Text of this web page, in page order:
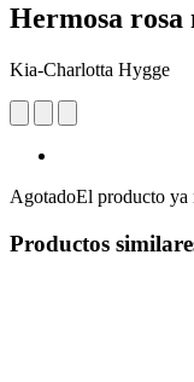
Hermosa rosa
Kia-Charlotta Hygge
AgotadoEl producto ya
Productos